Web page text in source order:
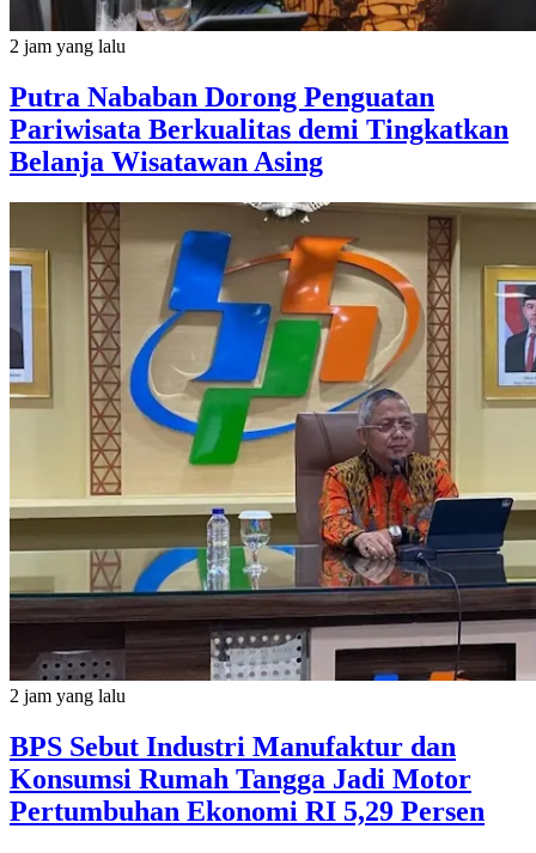
2 jam yang lalu
Putra Nababan Dorong Penguatan
Pariwisata Berkualitas demi Tingkatkan
Belanja Wisatawan Asing
2 jam yang lalu
BPS Sebut Industri Manufaktur dan
Konsumsi Rumah Tangga Jadi Motor
Pertumbuhan Ekonomi RI 5,29 Persen